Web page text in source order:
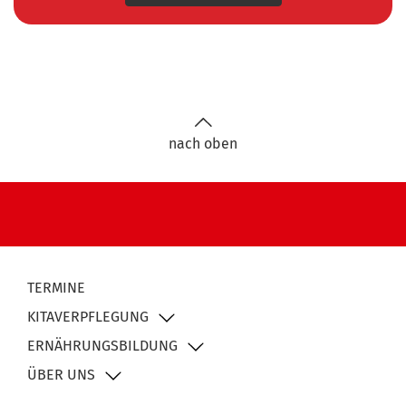
nach oben
TERMINE
KITAVERPFLEGUNG
ERNÄHRUNGSBILDUNG
ÜBER UNS